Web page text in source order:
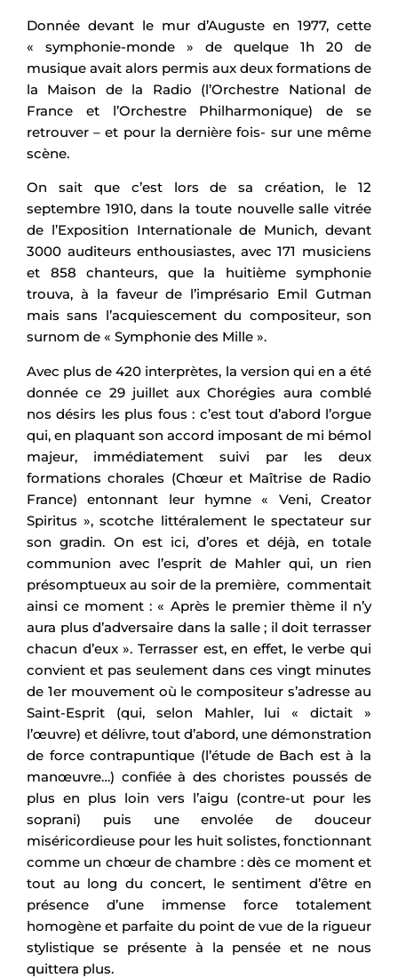
Donnée devant le mur d’Auguste en 1977, cette
« symphonie-monde » de quelque 1h 20 de
musique avait alors permis aux deux formations de
la Maison de la Radio (l’Orchestre National de
France et l’Orchestre Philharmonique) de se
retrouver – et pour la dernière fois- sur une même
scène.
On sait que c’est lors de sa création, le 12
septembre 1910, dans la toute nouvelle salle vitrée
de l’Exposition Internationale de Munich, devant
3000 auditeurs enthousiastes, avec 171 musiciens
et 858 chanteurs, que la huitième symphonie
trouva, à la faveur de l’imprésario Emil Gutman
mais sans l’acquiescement du compositeur, son
surnom de « Symphonie des Mille ».
Avec plus de 420 interprètes, la version qui en a été
donnée ce 29 juillet aux Chorégies aura comblé
nos désirs les plus fous : c’est tout d’abord l’orgue
qui, en plaquant son accord imposant de mi bémol
majeur, immédiatement suivi par les deux
formations chorales (Chœur et Maîtrise de Radio
France) entonnant leur hymne « Veni, Creator
Spiritus », scotche littéralement le spectateur sur
son gradin. On est ici, d’ores et déjà, en totale
communion avec l’esprit de Mahler qui, un rien
présomptueux au soir de la première, commentait
ainsi ce moment : « Après le premier thème il n’y
aura plus d’adversaire dans la salle ; il doit terrasser
chacun d’eux ». Terrasser est, en effet, le verbe qui
convient et pas seulement dans ces vingt minutes
de 1er mouvement où le compositeur s’adresse au
Saint-Esprit (qui, selon Mahler, lui « dictait »
l’œuvre) et délivre, tout d’abord, une démonstration
de force contrapuntique (l’étude de Bach est à la
manœuvre…) confiée à des choristes poussés de
plus en plus loin vers l’aigu (contre-ut pour les
soprani) puis une envolée de douceur
miséricordieuse pour les huit solistes, fonctionnant
comme un chœur de chambre : dès ce moment et
tout au long du concert, le sentiment d’être en
présence d’une immense force totalement
homogène et parfaite du point de vue de la rigueur
stylistique se présente à la pensée et ne nous
quittera plus.